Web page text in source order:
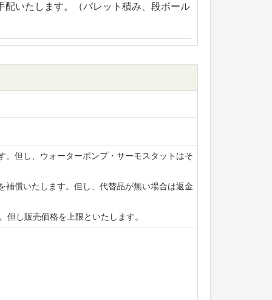
いたします。（パレット積み、段ボール
但し、ウォーターポンプ・サーモスタットはそ
償いたします。但し、代替品が無い場合は返金
し販売価格を上限といたします。